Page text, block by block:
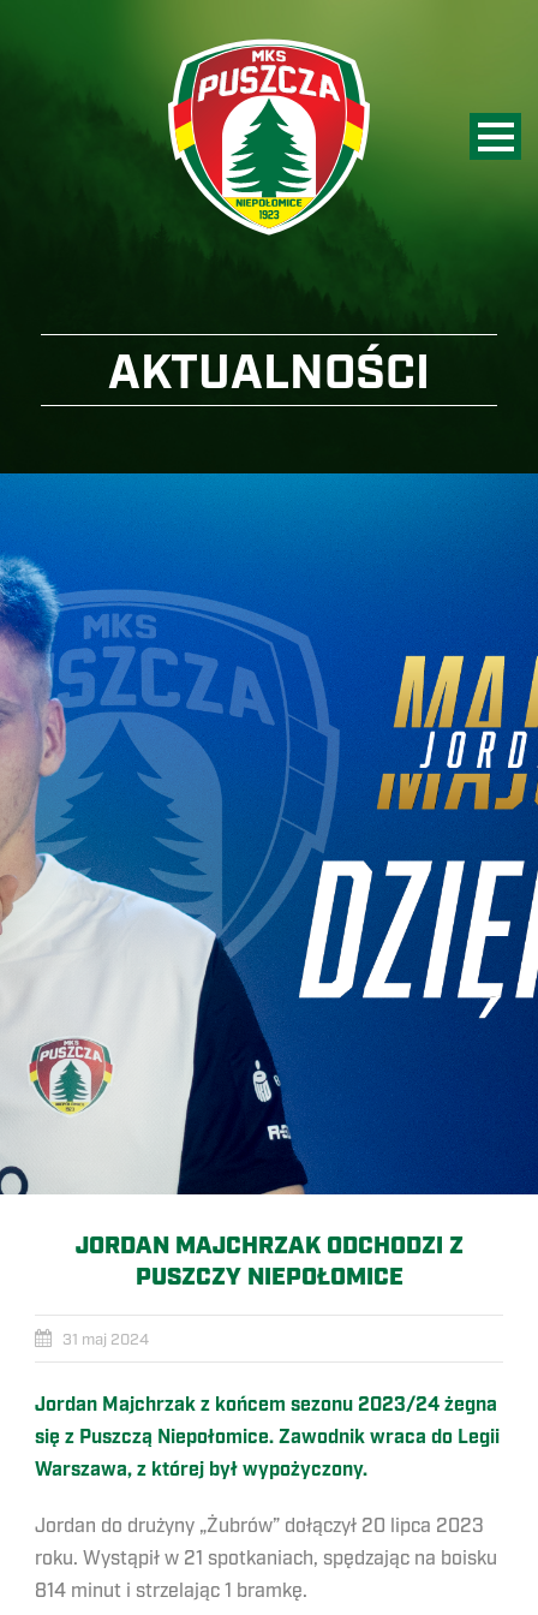
AKTUALNOŚCI
JORDAN MAJCHRZAK ODCHODZI Z
PUSZCZY NIEPOŁOMICE
31 maj 2024
Jordan Majchrzak z końcem sezonu 2023/24 żegna
się z Puszczą Niepołomice. Zawodnik wraca do Legii
Warszawa, z której był wypożyczony.
Jordan do drużyny „Żubrów” dołączył 20 lipca 2023
roku. Wystąpił w 21 spotkaniach, spędzając na boisku
814 minut i strzelając 1 bramkę.